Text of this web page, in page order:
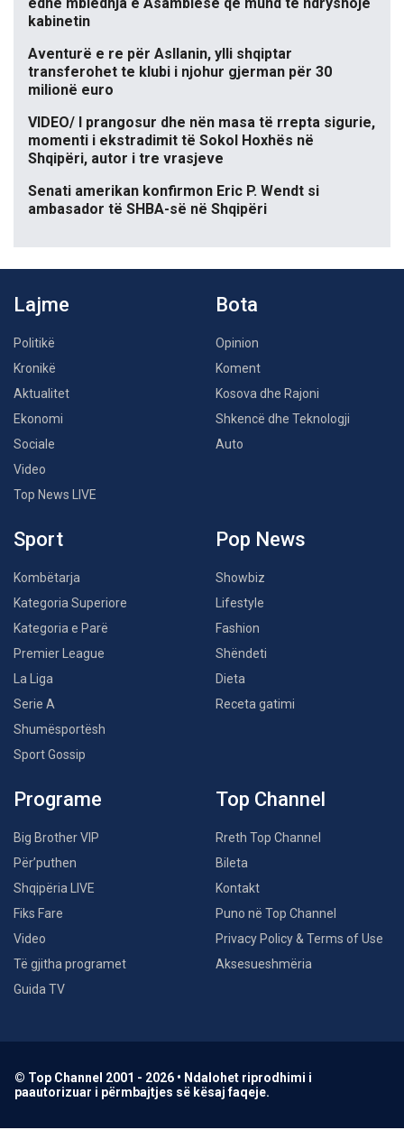
kabinetin
Aventurë e re për Asllanin, ylli shqiptar
transferohet te klubi i njohur gjerman për 30
milionë euro
VIDEO/ I prangosur dhe nën masa të rrepta sigurie,
momenti i ekstradimit të Sokol Hoxhës në
Shqipëri, autor i tre vrasjeve
Senati amerikan konfirmon Eric P. Wendt si
ambasador të SHBA-së në Shqipëri
Lajme
Politikë
Kronikë
Aktualitet
Ekonomi
Sociale
Video
Top News LIVE
Bota
Opinion
Koment
Kosova dhe Rajoni
Shkencë dhe Teknologji
Auto
Sport
Kombëtarja
Kategoria Superiore
Kategoria e Parë
Premier League
La Liga
Serie A
Shumësportësh
Sport Gossip
Pop News
Showbiz
Lifestyle
Fashion
Shëndeti
Dieta
Receta gatimi
Programe
Big Brother VIP
Për’puthen
Shqipëria LIVE
Fiks Fare
Video
Të gjitha programet
Guida TV
Top Channel
Rreth Top Channel
Bileta
Kontakt
Puno në Top Channel
Privacy Policy & Terms of Use
Aksesueshmëria
© Top Channel 2001 - 2026 • Ndalohet riprodhimi i
paautorizuar i përmbajtjes së kësaj faqeje.